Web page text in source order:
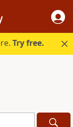
Try free.